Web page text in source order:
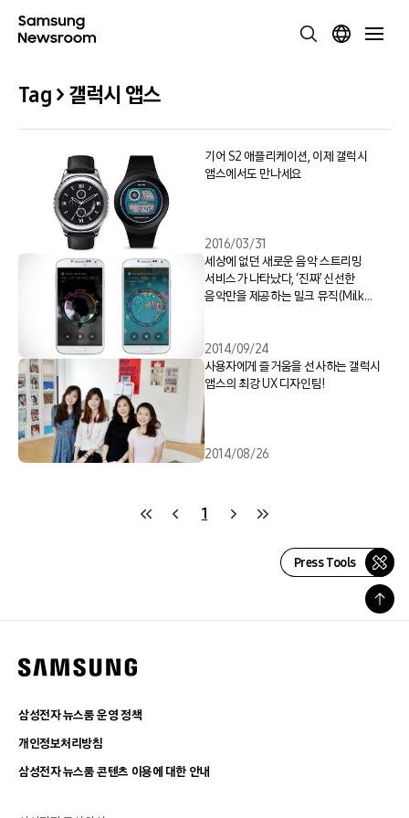
Tag > 갤럭시 앱스
기어 S2 애플리케이션, 이제 갤럭시
앱스에서도 만나세요
2016/03/31
세상에 없던 새로운 음악 스트리밍
서비스가 나타났다, ‘진짜’ 신선한
음악만을 제공하는 밀크 뮤직(Milk
2014/09/24
사용자에게 즐거움을 선사하는 갤럭시
앱스의 최강 UX 디자인팀!
2014/08/26
1
Press Tools
삼성전자 뉴스룸 운영 정책
개인정보처리방침
삼성전자 뉴스룸 콘텐츠 이용에 대한 안내